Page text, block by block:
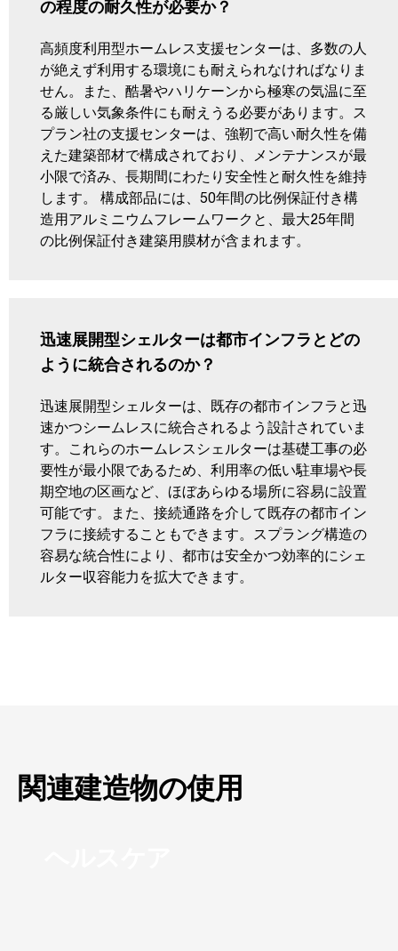
の程度の耐久性が必要か？
高頻度利用型ホームレス支援センターは、多数の人
が絶えず利用する環境にも耐えられなければなりま
せん。また、酷暑やハリケーンから極寒の気温に至
る厳しい気象条件にも耐えうる必要があります。ス
プラン社の支援センターは、強靭で高い耐久性を備
えた建築部材で構成されており、メンテナンスが最
小限で済み、長期間にわたり安全性と耐久性を維持
します。 構成部品には、50年間の比例保証付き構
造用アルミニウムフレームワークと、最大25年間
の比例保証付き建築用膜材が含まれます。
迅速展開型シェルターは都市インフラとどの
ように統合されるのか？
迅速展開型シェルターは、既存の都市インフラと迅
速かつシームレスに統合されるよう設計されていま
す。これらのホームレスシェルターは基礎工事の必
要性が最小限であるため、利用率の低い駐車場や長
期空地の区画など、ほぼあらゆる場所に容易に設置
可能です。また、接続通路を介して既存の都市イン
フラに接続することもできます。スプラング構造の
容易な統合性により、都市は安全かつ効率的にシェ
ルター収容能力を拡大できます。
関連建造物の使用